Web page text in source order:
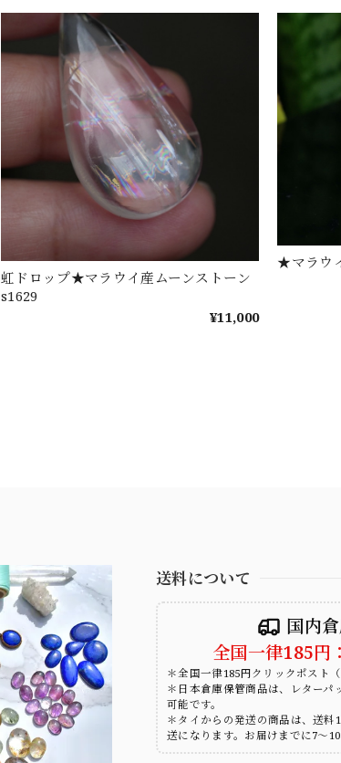
虹ドロップ★マラウイ産ムーンストーン
s1629
¥11,000
★マラウ
送料について
国内
全国一律185円
＊全国一律185円クリックポスト（
＊日本倉庫保管商品は、レターパ
可能です。
＊タイからの発送の商品は、送料
送になります。お届けまでに7～10